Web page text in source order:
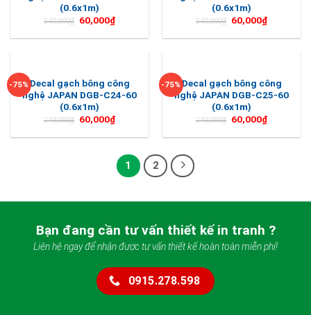
(0.6x1m)
240,000₫ 60,000₫
(0.6x1m)
240,000₫ 60,000₫
-75% Decal gạch bông công
nghệ JAPAN DGB-C24-60
(0.6x1m)
240,000₫ 60,000₫
-75% Decal gạch bông công
nghệ JAPAN DGB-C25-60
(0.6x1m)
240,000₫ 60,000₫
1 2
Bạn đang cần tư vấn thiết kế in tranh ?
Liên hệ ngay để nhận được tư vấn thiết kế hoàn toàn miễn phí!
0915.278.598